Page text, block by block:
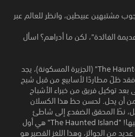
مشتبهين عبيطين، وانظر للعالم عبر
الفائدة"، لكن ما أدراهم؟ اسأل
في القضيّة الأولى المسمّاة "The Haunted Island" (الجزيرة المسكونة)، يجد
ظلّ مطاردًا لأسابيع من قبل شبح
توكيل فريق من خبراء الأشباح
من أن يحل. لحسن حظ هذا الكسلان
نطّ المحقق الضفدع إلى شاطئ
الجزيرة ليكشف هذه القضيّة على مصراعيها! "The Haunted Island" هي أول
من الجوائز، وهذا اللغز القصير هو